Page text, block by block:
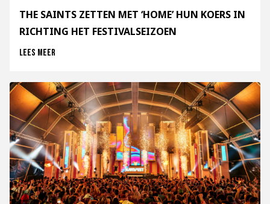
THE SAINTS ZETTEN MET ‘HOME’ HUN KOERS IN
RICHTING HET FESTIVALSEIZOEN
Lees meer